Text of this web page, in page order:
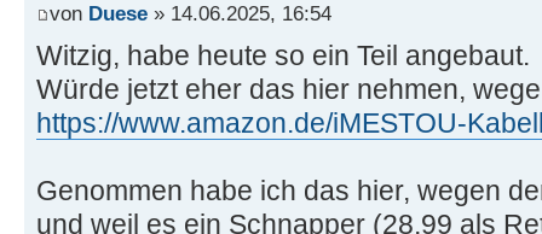
von Duese » 14.06.2025, 16:54
Witzig, habe heute so ein Teil angebaut.
Würde jetzt eher das hier nehmen,
https://www.amazon.de/iMESTOU-
Genommen habe ich das hier, wegen
und weil es ein Schnapper (28,99 als